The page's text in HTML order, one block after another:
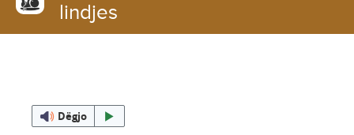
lindjes
Dëgjo